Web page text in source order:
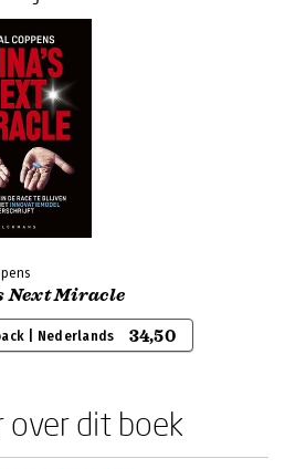
Next Miracle
| Nederlands 34,50
over dit boek